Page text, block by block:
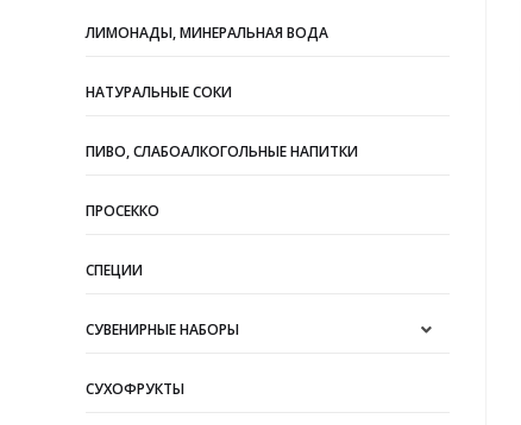
ЛИМОНАДЫ, МИНЕРАЛЬНАЯ ВОДА
НАТУРАЛЬНЫЕ СОКИ
ПИВО, СЛАБОАЛКОГОЛЬНЫЕ НАПИТКИ
ПРОСЕККО
СПЕЦИИ
СУВЕНИРНЫЕ НАБОРЫ
СУХОФРУКТЫ